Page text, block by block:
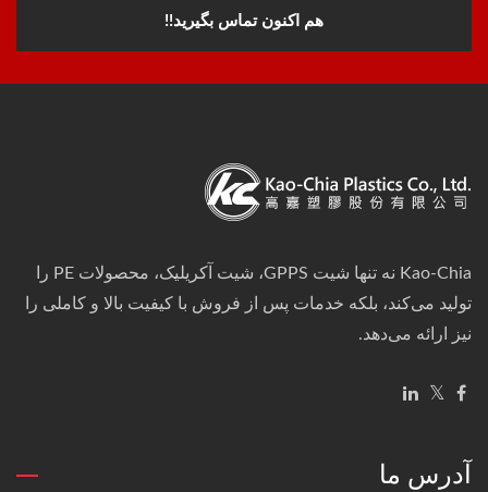
هم اکنون تماس بگیرید!!
Kao-Chia نه تنها شیت GPPS، شیت آکریلیک، محصولات PE را
تولید می‌کند، بلکه خدمات پس از فروش با کیفیت بالا و کاملی را
نیز ارائه می‌دهد.
آدرس ما